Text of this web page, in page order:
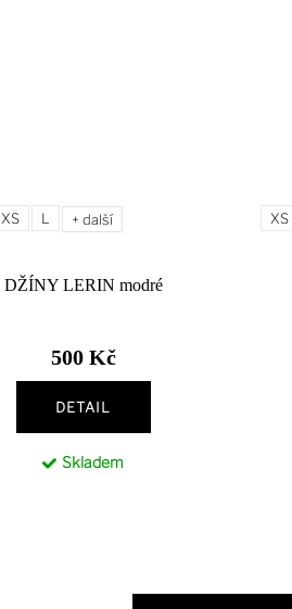
XS L + další
DŽÍNY LERIN modré
500 Kč
DETAIL
Skladem
XS